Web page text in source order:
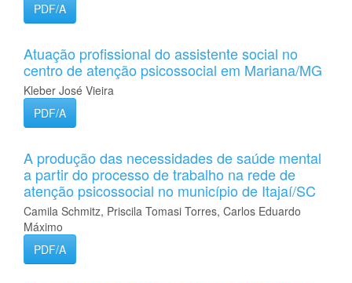
PDF/A
Atuação profissional do assistente social no
centro de atenção psicossocial em Mariana/MG
Kleber José Vieira
PDF/A
A produção das necessidades de saúde mental
a partir do processo de trabalho na rede de
atenção psicossocial no município de Itajaí/SC
Camila Schmitz, Priscila Tomasi Torres, Carlos Eduardo
Máximo
PDF/A